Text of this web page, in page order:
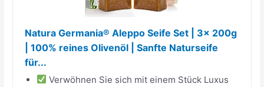
Natura Germania® Aleppo Seife Set | 3x 200g
| 100% reines Olivenöl | Sanfte Naturseife
für...
Verwöhnen Sie sich mit einem Stück Luxus